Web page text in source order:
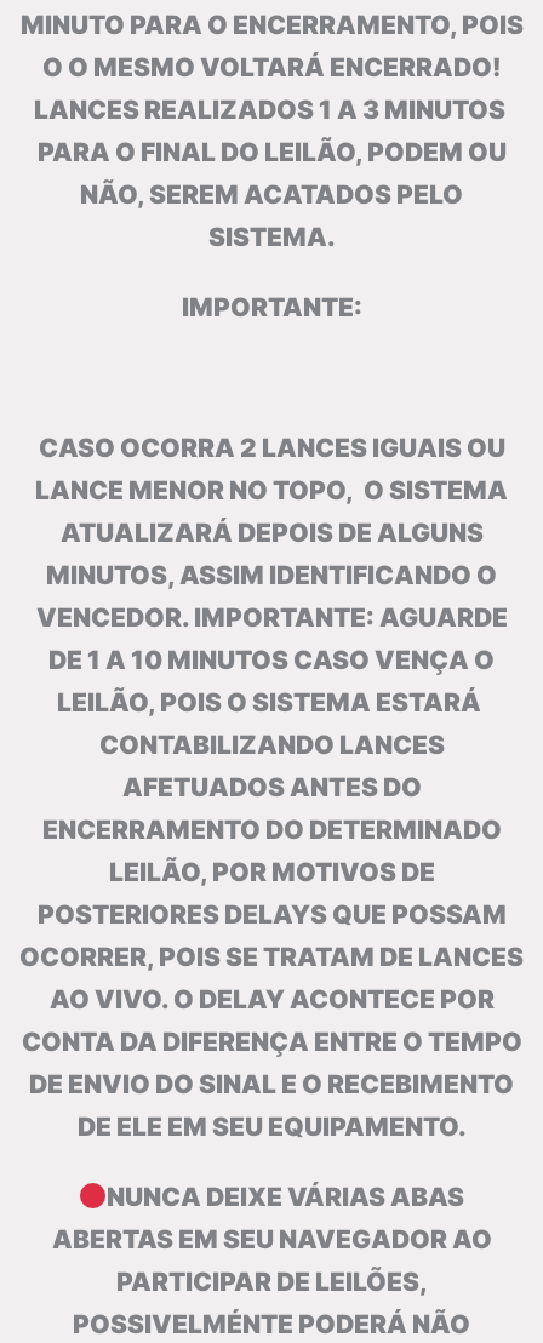
MINUTO PARA O ENCERRAMENTO, POIS
O O MESMO VOLTARÁ ENCERRADO!
LANCES REALIZADOS 1 A 3 MINUTOS
PARA O FINAL DO LEILÃO, PODEM OU
NÃO, SEREM ACATADOS PELO
SISTEMA.
IMPORTANTE:
CASO OCORRA 2 LANCES IGUAIS OU
LANCE MENOR NO TOPO, O SISTEMA
ATUALIZARÁ DEPOIS DE ALGUNS
MINUTOS, ASSIM IDENTIFICANDO O
VENCEDOR. IMPORTANTE: AGUARDE
DE 1 A 10 MINUTOS CASO VENÇA O
LEILÃO, POIS O SISTEMA ESTARÁ
CONTABILIZANDO LANCES
AFETUADOS ANTES DO
ENCERRAMENTO DO DETERMINADO
LEILÃO, POR MOTIVOS DE
POSTERIORES DELAYS QUE POSSAM
OCORRER, POIS SE TRATAM DE LANCES
AO VIVO. O DELAY ACONTECE POR
CONTA DA DIFERENÇA ENTRE O TEMPO
DE ENVIO DO SINAL E O RECEBIMENTO
DE ELE EM SEU EQUIPAMENTO.
NUNCA DEIXE VÁRIAS ABAS
ABERTAS EM SEU NAVEGADOR AO
PARTICIPAR DE LEILÕES,
POSSIVELMÉNTE PODERÁ NÃO